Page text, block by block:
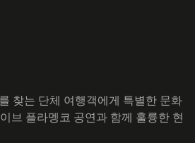
찾는 단체 여행객에게 특별한 문화
브 플라멩코 공연과 함께 훌륭한 현